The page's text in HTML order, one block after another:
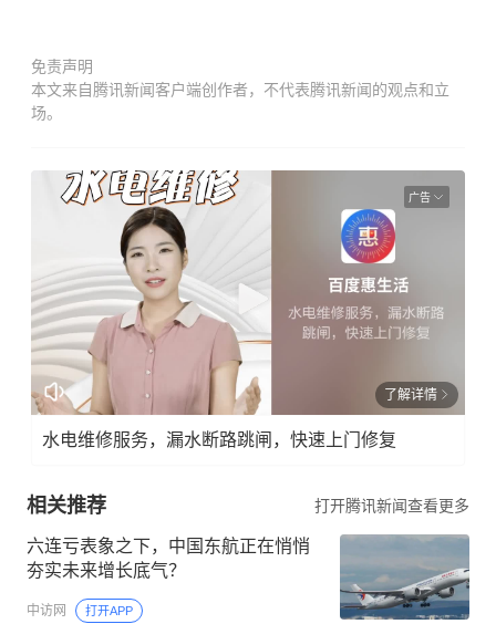
免责声明
本文来自腾讯新闻客户端创作者，不代表腾讯新闻的观点和立
场。
广告
了解详情
水电维修服务，漏水断路跳闸，快速上门修复
相关推荐 打开腾讯新闻查看更多
六连亏表象之下，中国东航正在悄悄
夯实未来增长底气？
中访网 打开APP